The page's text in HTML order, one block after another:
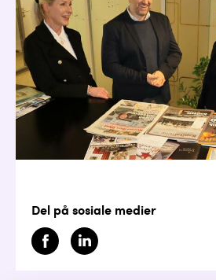
Del på sosiale medier